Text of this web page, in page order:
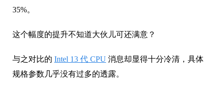
35%。
这个幅度的提升不知道大伙儿可还满意？
与之对比的 Intel 13 代 CPU 消息却显得十分冷清，具体
规格参数几乎没有过多的透露。